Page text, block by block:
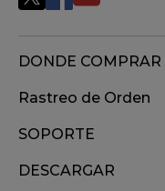
DONDE COMPRAR
Rastreo de Orden
SOPORTE
DESCARGAR